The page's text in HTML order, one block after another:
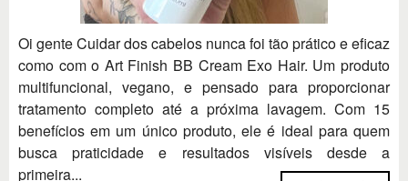
Oi gente Cuidar dos cabelos nunca foi tão prático e eficaz
como com o Art Finish BB Cream Exo Hair. Um produto
multifuncional, vegano, e pensado para proporcionar
tratamento completo até a próxima lavagem. Com 15
benefícios em um único produto, ele é ideal para quem
busca praticidade e resultados visíveis desde a
primeira...